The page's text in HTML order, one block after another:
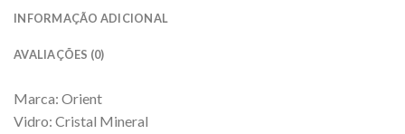
INFORMAÇÃO ADICIONAL
AVALIAÇÕES (0)
Marca: Orient
Vidro: Cristal Mineral